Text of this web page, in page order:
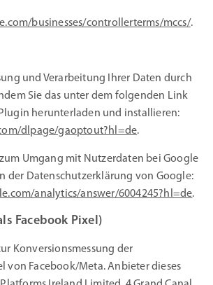
businesses/controllerterms/mccs/.
und Verarbeitung Ihrer Daten durch
Sie das unter dem folgenden Link
herunterladen und installieren:
dlpage/gaoptout?hl=de.
Umgang mit Nutzerdaten bei Google
der Datenschutzerklärung von Google:
analytics/answer/6004245?hl=de.
Facebook Pixel)
Konversionsmessung der
von Facebook/Meta. Anbieter dieses